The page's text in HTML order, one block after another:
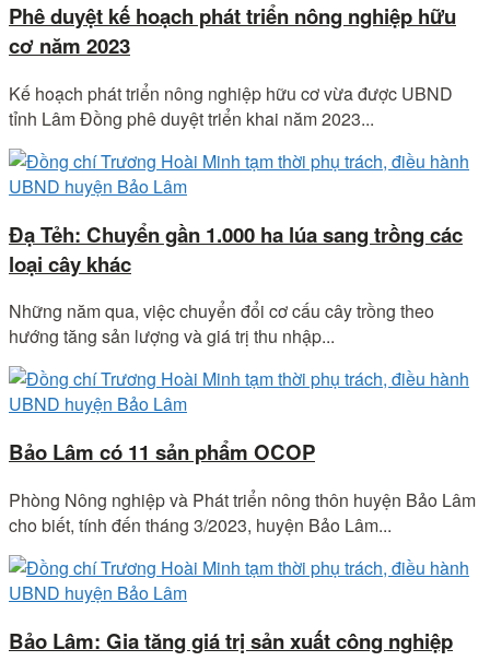
Phê duyệt kế hoạch phát triển nông nghiệp hữu
cơ năm 2023
Kế hoạch phát triển nông nghiệp hữu cơ vừa được UBND
tỉnh Lâm Đồng phê duyệt triển khai năm 2023...
Đạ Tẻh: Chuyển gần 1.000 ha lúa sang trồng các
loại cây khác
Những năm qua, việc chuyển đổi cơ cấu cây trồng theo
hướng tăng sản lượng và giá trị thu nhập...
Bảo Lâm có 11 sản phẩm OCOP
Phòng Nông nghiệp và Phát triển nông thôn huyện Bảo Lâm
cho biết, tính đến tháng 3/2023, huyện Bảo Lâm...
Bảo Lâm: Gia tăng giá trị sản xuất công nghiệp